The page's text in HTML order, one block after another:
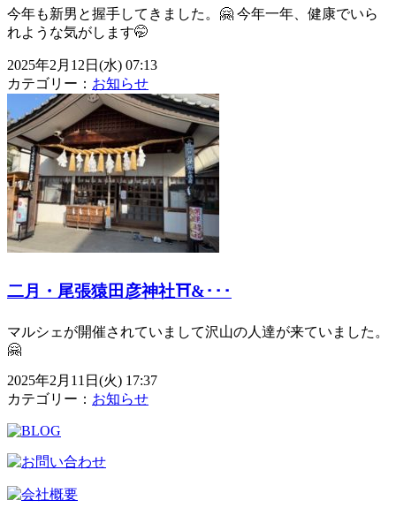
今年も新男と握手してきました。🤗 今年一年、健康でいら
れような気がします🤭
2025年2月12日(水) 07:13
カテゴリー： お知らせ
二月・尾張猿田彦神社⛩&･･･
マルシェが開催されていまして沢山の人達が来ていました。
🤗
2025年2月11日(火) 17:37
カテゴリー： お知らせ